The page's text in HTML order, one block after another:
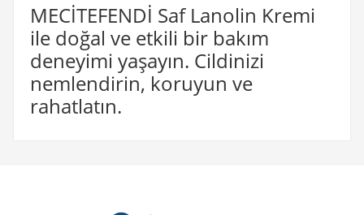
MECİTEFENDİ Saf Lanolin Kremi
ile doğal ve etkili bir bakım
deneyimi yaşayın. Cildinizi
nemlendirin, koruyun ve
rahatlatın.